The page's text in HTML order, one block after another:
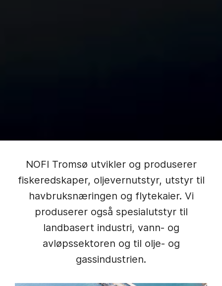
NOFI Tromsø utvikler og produserer
fiskeredskaper, oljevernutstyr, utstyr til
havbruksnæringen og flytekaier. Vi
produserer også spesialutstyr til
landbasert industri, vann- og
avløpssektoren og til olje- og
gassindustrien.